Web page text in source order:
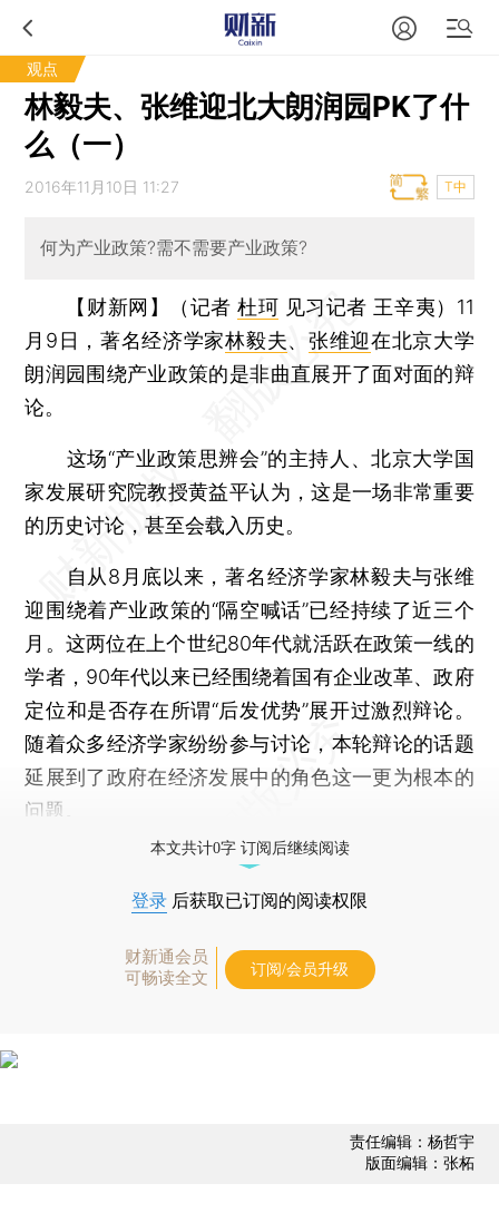
观点
林毅夫、张维迎北大朗润园PK了什
么（一）
2016年11月10日 11:27 T中
何为产业政策?需不需要产业政策?
【财新网】（记者杜珂 见习记者 王辛夷） 11
月9日，著名经济学家林毅夫、 张维迎在北京大学
朗润园围绕产业政策的是非曲直展开了面对面的辩
论。
这场“产业政策思辨会”的主持人、北京大学国
家发展研究院教授黄益平认为，这是一场非常重要
的历史讨论，甚至会载入历史。
自从8月底以来，著名经济学家林毅夫与张维
迎围绕着产业政策的“隔空喊话”已经持续了近三个
月。这两位在上个世纪80年代就活跃在政策一线的
学者，90年代以来已经围绕着国有企业改革、政府
定位和是否存在所谓“后发优势”展开过激烈辩论。
随着众多经济学家纷纷参与讨论，本轮辩论的话题
延展到了政府在经济发展中的角色这一更为根本的
问题。
本文共计0字 订阅后继续阅读
登录 后获取已订阅的阅读权限
财新通会员
可畅读全文
订阅/会员升级
责任编辑：杨哲宇
版面编辑：张柘